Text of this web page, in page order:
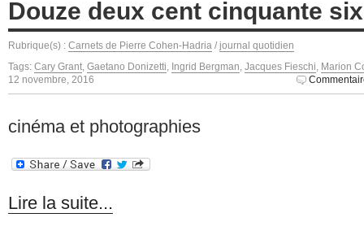
Douze deux cent cinquante six
Rubrique(s) : Carnets de Pierre Cohen-Hadria / journal quotidien
Tags: Cary Grant, Gaetano Donizetti, Ingrid Bergman, Jacques Fieschi, Marion
12 novembre, 2016
cinéma et photographies
Lire la suite...